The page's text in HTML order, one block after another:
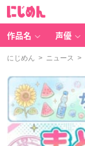
作品名 声優
にじめん > ニュース >